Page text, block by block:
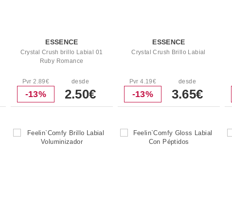
ESSENCE
Crystal Crush brillo Labial 01
Ruby Romance
Pvr 2.89€
-13%
desde
2.50€
ESSENCE
Crystal Crush Brillo Labial
Pvr 4.19€
-13%
desde
3.65€